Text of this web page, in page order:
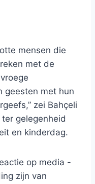
mensen die
met de
geesten met hun
zei Bahçeli
gelegenheid
en kinderdag.
op media -
zijn van